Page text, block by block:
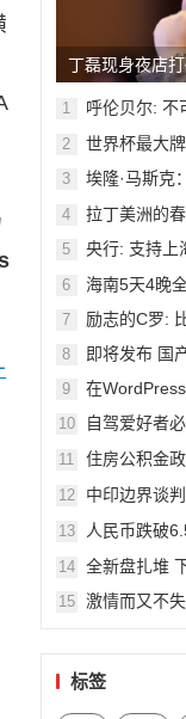
丁磊现身夜店
1
呼伦贝尔: 不
2 世界杯最大
3
埃隆·马斯克
4 拉丁美洲的
5
央行: 支持上
6 海南5天4晚
7 励志的C罗:
8 即将发布 国
9 在
10
自驾爱好者
11
住房公积金
12
中印边界谈
13
人民币跌破
14 全新盘扎堆
15
激情而又不
标签